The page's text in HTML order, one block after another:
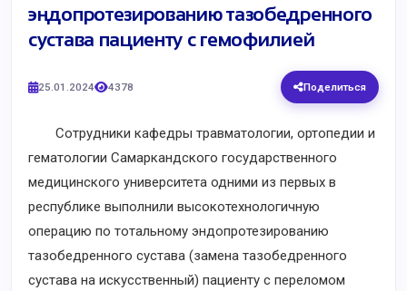
эндопротезированию тазобедренного
сустава пациенту с гемофилией
25.01.2024 4378 Поделиться
Сотрудники кафедры травматологии, ортопедии и
гематологии Самаркандского государственного
медицинского университета одними из первых в
республике выполнили высокотехнологичную
операцию по тотальному эндопротезированию
тазобедренного сустава (замена тазобедренного
сустава на искусственный) пациенту с переломом